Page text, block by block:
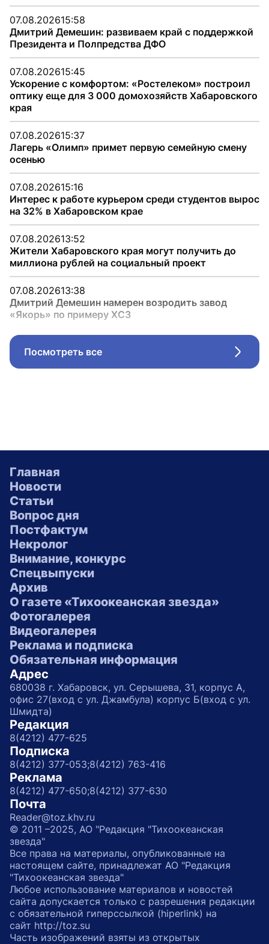
07.08.202615:58
Дмитрий Демешин: развиваем край с поддержкой
Президента и Полпредства ДФО
07.08.202615:45
Ускорение с комфортом: «Ростелеком» построил
оптику еще для 3 000 домохозяйств Хабаровского
края
07.08.202615:37
Лагерь «Олимп» примет первую семейную смену
осенью
07.08.202615:16
Интерес к работе курьером среди студентов вырос
на 32% в Хабаровском крае
07.08.202613:52
Жители Хабаровского края могут получить до
миллиона рублей на социальный проект
07.08.202613:38
Дмитрий Демешин намерен возродить завод
«Якорь» по примеру ХСЗ
Посмотреть все
Главная
Новости
Статьи
Вопрос дня
Постфактум
Некролог
Внимание, конкурс
Спецвыпуски
Архив
О газете «Тихоокеанская звезда»
Фотогалерея
Видеогалерея
Реклама и подписка
Обязательная информация
Адрес
680038 г. Хабаровск, ул. Серышева, 31, корпус А,
офис 27(вход с ул. Джамбула) корпус Б(вход с ул.
Шмидта)
Редакция
8(4212) 477-625
Подписка
8(4212) 377-053;8(4212) 763-416
Реклама
8(4212) 477-650;8(4212) 377-630
Почта
Reader@toz.khv.ru
© 2011 –2025, АО "Редакция "Тихоокеанская
звезда"
Все права на материалы, опубликованные на
настоящем сайте, принадлежат АО "Редакция
"Тихоокеанская звезда"
Любое использование материалов и новостей
сайта допускается только с разрешения редакции
с обязательной гиперссылкой (hiperlink) на
сайт http://toz.su
Часть изображений взяты из открытых